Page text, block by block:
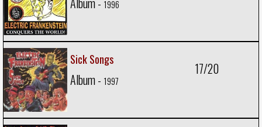
1996
Sick Songs
Album - 1997
17/20